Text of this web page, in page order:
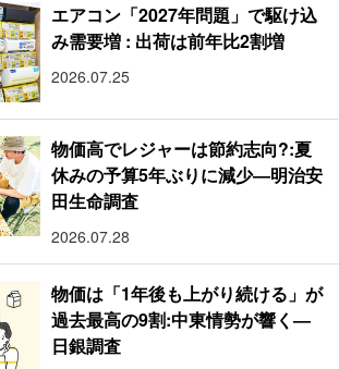
エアコン「2027年問題」で駆け込
み需要増 : 出荷は前年比2割増
2026.07.25
物価高でレジャーは節約志向?:夏
休みの予算5年ぶりに減少―明治安
田生命調査
2026.07.28
物価は「1年後も上がり続ける」が
過去最高の9割:中東情勢が響く―
日銀調査